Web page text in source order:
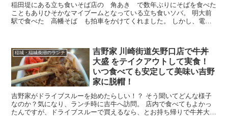
稲田堤にある立ち食いそば店の 角あき で数年ぶりにそばを食べた
こともありひそかなマイブームとなっている立ち食いソバ。 明大前
駅で食べた 高幡そば も拍車をかけてくれました。 しかし、電車
稲城・稲城長沼のランチ
吉野家 川崎街道矢野口店で牛丼
大盛 をテイクアウトして実食！
いつ食べても安定して美味い吉野
家に脱帽！
吉野家がドライブスルーを始めたらしい！？ そう聞いてどんな様子
なのか？気になり、ランチ時に吉牛へ訪問。 店内で食べてもよかっ
たんですが、ドライブスルーで買えるなら、とお持ち帰りで牛丼大盛